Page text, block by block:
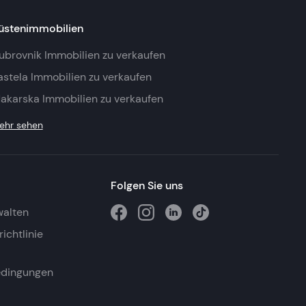
Immobilien zu verkaufen
Immobilien zu verkaufen
Immobilien zu verkaufen
sehen
Folgen Sie uns